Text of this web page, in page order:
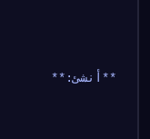
**أنشئ:**